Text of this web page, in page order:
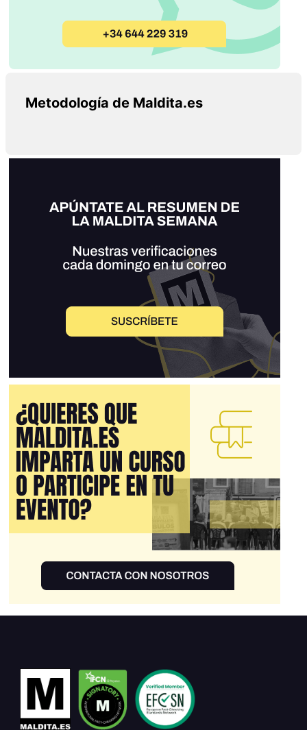
Metodología de Maldita.es